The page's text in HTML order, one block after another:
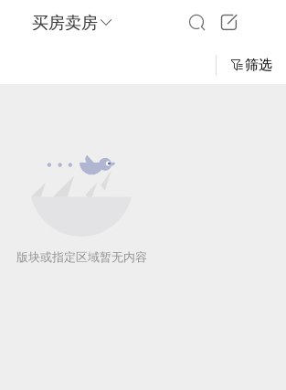
买房卖房
筛选
版块或指定区域暂无内容